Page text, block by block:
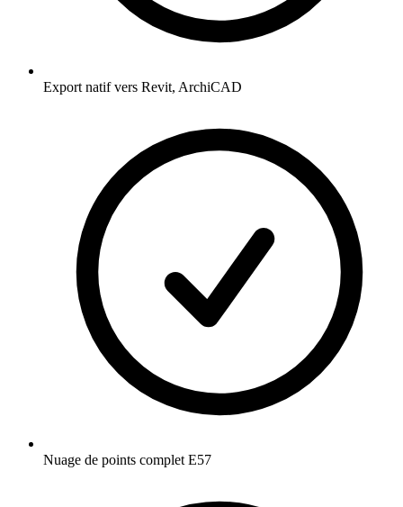
Export natif vers Revit, ArchiCAD
Nuage de points complet E57